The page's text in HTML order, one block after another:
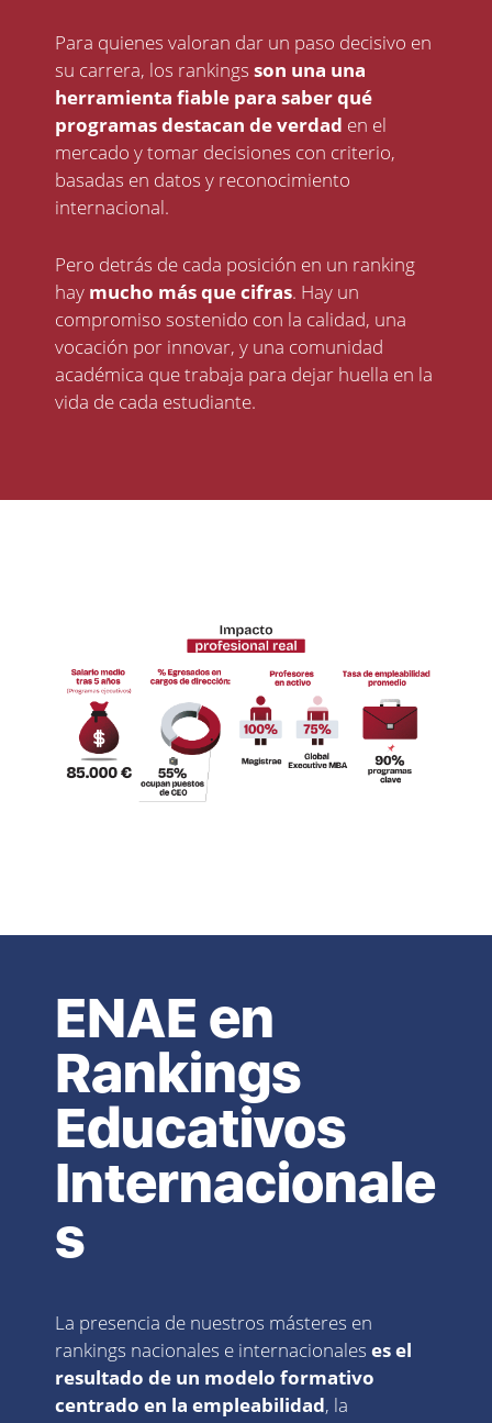
Para quienes valoran dar un paso decisivo en
su carrera, los rankings son una una
herramienta fiable para saber qué
programas destacan de verdad en el
mercado y tomar decisiones con criterio,
basadas en datos y reconocimiento
internacional.
Pero detrás de cada posición en un ranking
hay mucho más que cifras. Hay un
compromiso sostenido con la calidad, una
vocación por innovar, y una comunidad
académica que trabaja para dejar huella en la
vida de cada estudiante.
ENAE en
Rankings
Educativos
Internacionale
s
La presencia de nuestros másteres en
rankings nacionales e internacionales es el
resultado de un modelo formativo
centrado en la empleabilidad, la